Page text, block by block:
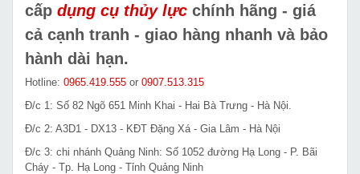
cấp dụng cụ thủy lực chính hãng - giá
cả cạnh tranh - giao hàng nhanh và bảo
hành dài hạn.
Hotline: 0965.419.555 or 0907.513.315
Đ/c 1: Số 82 Ngõ 651 Minh Khai - Hai Bà Trưng - Hà Nội.
Đ/c 2: A3D1 - DX13 - KĐT Đặng Xá - Gia Lâm - Hà Nội
Đ/c 3: chi nhánh Quảng Ninh: Số 1052 đường Hạ Long - P. Bãi
Cháy - Tp. Hạ Long - Tỉnh Quảng Ninh